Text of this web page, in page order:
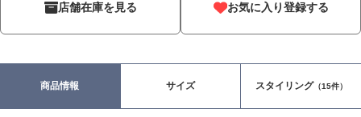
店舗在庫を見る お気に入り登録する
商品情報 サイズ スタイリング（15件）